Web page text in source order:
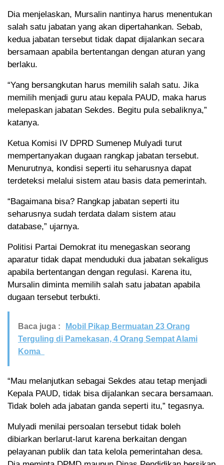
Dia menjelaskan, Mursalin nantinya harus menentukan
salah satu jabatan yang akan dipertahankan. Sebab,
kedua jabatan tersebut tidak dapat dijalankan secara
bersamaan apabila bertentangan dengan aturan yang
berlaku.
“Yang bersangkutan harus memilih salah satu. Jika
memilih menjadi guru atau kepala PAUD, maka harus
melepaskan jabatan Sekdes. Begitu pula sebaliknya,”
katanya.
Ketua Komisi IV DPRD Sumenep Mulyadi turut
mempertanyakan dugaan rangkap jabatan tersebut.
Menurutnya, kondisi seperti itu seharusnya dapat
terdeteksi melalui sistem atau basis data pemerintah.
“Bagaimana bisa? Rangkap jabatan seperti itu
seharusnya sudah terdata dalam sistem atau
database,” ujarnya.
Politisi Partai Demokrat itu menegaskan seorang
aparatur tidak dapat menduduki dua jabatan sekaligus
apabila bertentangan dengan regulasi. Karena itu,
Mursalin diminta memilih salah satu jabatan apabila
dugaan tersebut terbukti.
Baca juga :
Mobil Pikap Bermuatan 23 Orang
Terguling di Pamekasan, 4 Orang Sempat Alami
Koma
“Mau melanjutkan sebagai Sekdes atau tetap menjadi
Kepala PAUD, tidak bisa dijalankan secara bersamaan.
Tidak boleh ada jabatan ganda seperti itu,” tegasnya.
Mulyadi menilai persoalan tersebut tidak boleh
dibiarkan berlarut-larut karena berkaitan dengan
pelayanan publik dan tata kelola pemerintahan desa.